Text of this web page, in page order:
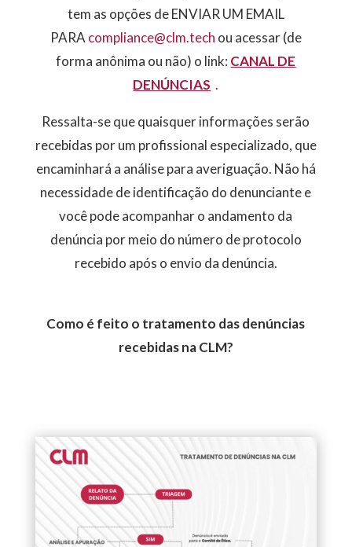
tem as opções de ENVIAR UM EMAIL
PARAcompliance@clm.tech ou acessar (de
forma anônima ou não) o link: CANAL DE
DENÚNCIAS .
Ressalta-se que quaisquer informações serão
recebidas por um profissional especializado, que
encaminhará a análise para averiguação. Não há
necessidade de identificação do denunciante e
você pode acompanhar o andamento da
denúncia por meio do número de protocolo
recebido após o envio da denúncia.
Como é feito o tratamento das denúncias
recebidas na CLM?